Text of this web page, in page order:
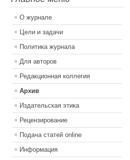
О журнале
Цели и задачи
Политика журнала
Для авторов
Редакционная коллегия
Архив
Издательская этика
Рецензирование
Подача статей online
Информация